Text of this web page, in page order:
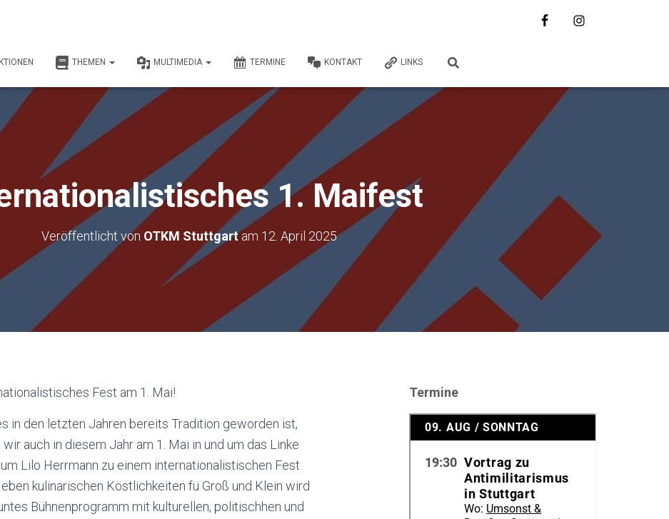
THEMEN MULTIMEDIA TERMINE KONTAKT LINKS
1. Maifest
Veröffentlicht von OTKM Stuttgartam 12. April 2025
Fest am 1. Mai!
in den letzten Jahren bereits Tradition geworden ist,
wir auch in diesem Jahr am 1. Mai in und um das Linke
Lilo Herrmann zu einem internationalistischen Fest
kulinarischen Köstlichkeiten fü Groß und Klein wird
Bühnenprogramm mit kulturellen, politischhen und
Termine